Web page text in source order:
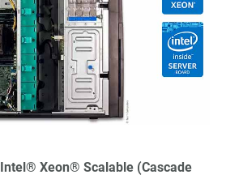
Intel® Xeon® Scalable (Cascade